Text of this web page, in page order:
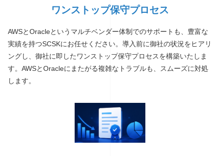
ワンストップ保守プロセス
AWSとOracleというマルチベンダー体制でのサポートも、豊富な
実績を持つSCSKにお任せください。導入前に御社の状況をヒアリ
ングし、御社に即したワンストップ保守プロセスを構築いたしま
す。AWSとOracleにまたがる複雑なトラブルも、スムーズに対処
します。